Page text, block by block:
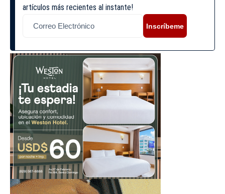
artículos más recientes al instante!
Inscríbeme